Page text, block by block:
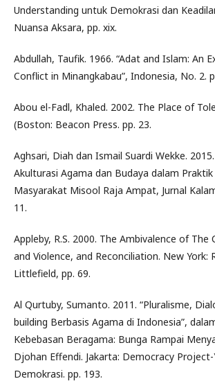
Understanding untuk Demokrasi dan
Nuansa Aksara, pp. xix.
Abdullah, Taufik. 1966. “Adat and Islam: An
Conflict in Minangkabau”, Indonesia, No. 2.
Abou el-Fadl, Khaled. 2002. The Place of
(Boston: Beacon Press. pp. 23.
Aghsari, Diah dan Ismail Suardi Wekke.
Akulturasi Agama dan Budaya dalam
Masyarakat Misool Raja Ampat, Jurnal
11.
Appleby, R.S. 2000. The Ambivalence of The
and Violence, and Reconciliation. New York:
Littlefield, pp. 69.
Al Qurtuby, Sumanto. 2011. “Pluralisme,
building Berbasis Agama di Indonesia”,
Kebebasan Beragama: Bunga Rampai
Djohan Effendi. Jakarta: Democracy Project-
Demokrasi. pp. 193.